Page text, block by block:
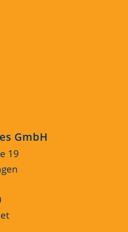
GmbH
19